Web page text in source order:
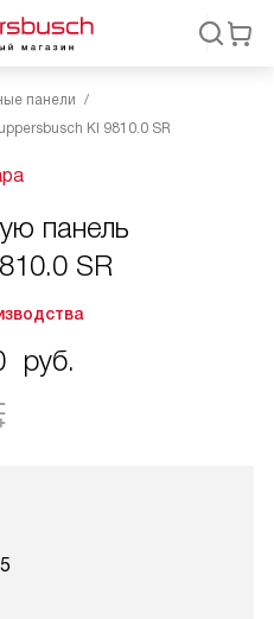
панели
KI 9810.0 SR
панель
SR
руб.
5